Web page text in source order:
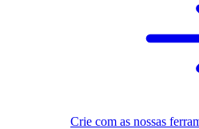
Crie com as nossas